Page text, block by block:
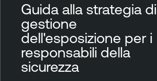
Guida alla strategia di
gestione
dell'esposizione per i
responsabili della
sicurezza